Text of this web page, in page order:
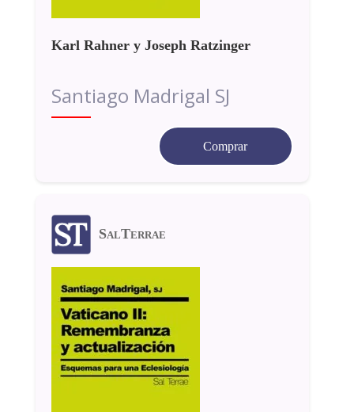
Karl Rahner y Joseph Ratzinger
Santiago Madrigal SJ
Comprar
SalTerrae